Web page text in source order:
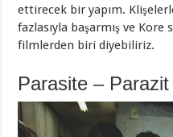
ettirecek bir yapım.
fazlasıyla başarmış ve Kore
filmlerden biri diyebiliriz.
Parasite – Parazit